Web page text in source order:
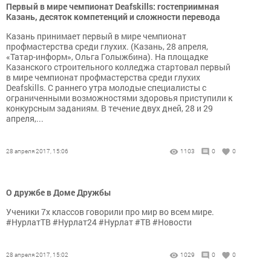
Первый в мире чемпионат Deafskills: гостеприимная
Казань, десяток компетенций и сложности перевода
Казань принимает первый в мире чемпионат
профмастерства среди глухих. (Казань, 28 апреля,
«Татар-информ», Ольга Голыжбина). На площадке
Казанского строительного колледжа стартовал первый
в мире чемпионат профмастерства среди глухих
Deafskills. С раннего утра молодые специалисты с
ограниченными возможностями здоровья приступили к
конкурсным заданиям. В течение двух дней, 28 и 29
апреля,...
28 апреля 2017, 15:06 1103 0 0
О дружбе в Доме Дружбы
Ученики 7х классов говорили про мир во всем мире.
#НурлатТВ #Нурлат24 #Нурлат #ТВ #Новости
28 апреля 2017, 15:02 1029 0 0